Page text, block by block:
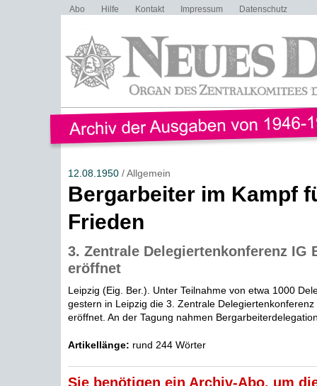
Abo Hilfe Kontakt Impressum Datenschutz
12.08.1950/ Allgemein
Bergarbeiter im Kampf
Frieden
3. Zentrale Delegiertenkonferenz IG
eröffnet
Leipzig (Eig. Ber.). Unter Teilnahme von etwa 1000
gestern in Leipzig die 3. Zentrale
eröffnet. An der Tagung nahmen
Artikellänge: rund 244 Wörter
Sie benötigen ein Archiv-Abo, um